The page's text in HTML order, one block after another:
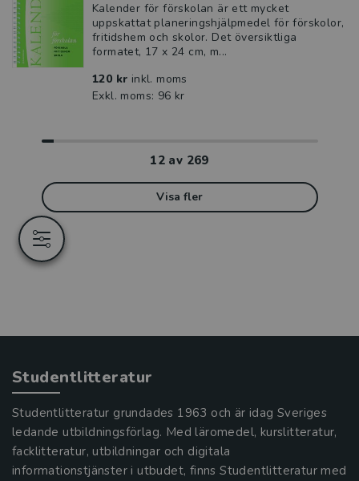
Kalender för förskolan är ett mycket
uppskattat planeringshjälpmedel för förskolor,
fritidshem och skolor. Det översiktliga
formatet, 17 x 24 cm, m...
120 kr inkl. moms
Exkl. moms: 96 kr
12 av 269
Visa fler
Studentlitteratur
Studentlitteratur grundades 1963 och är idag Sveriges
ledande utbildningsförlag. Med läromedel, kurslitteratur,
facklitteratur, utbildningar och digitala
informationstjänster i utbudet, finns Studentlitteratur med